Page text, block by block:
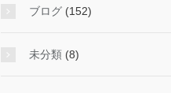
ブログ (152)
未分類 (8)